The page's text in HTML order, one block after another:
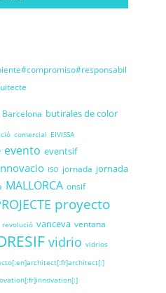
Barcelona butirales de color
comercial EIVISSA
evento eventsif
ISO jornada jornada
MALLORCA onsif
proyecto
revolució vanceva ventana
vidrio vidrios